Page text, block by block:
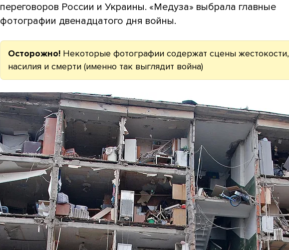
переговоров России и Украины. «Медуза» выбрала главные
фотографии двенадцатого дня войны.
Осторожно! Некоторые фотографии содержат сцены жестокости,
насилия и смерти (именно так выглядит война)